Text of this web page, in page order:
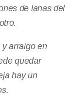
de lanas del
arraigo en
quedar
hay un